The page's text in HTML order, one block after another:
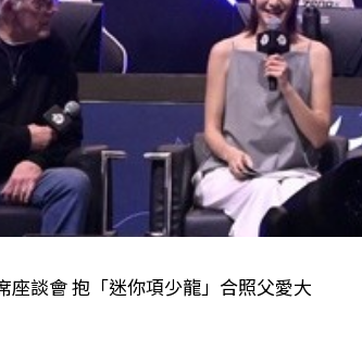
談會 抱「迷你項少龍」合照父愛大